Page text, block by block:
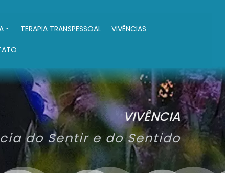
TERAPIA TRANSPESSOAL VIVÊNCIAS
VIVÊNCIA
do Sentir e do Sentido